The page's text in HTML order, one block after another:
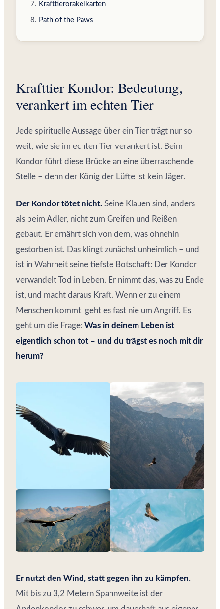
Krafttierorakelkarten
Path of the Paws
Krafttier Kondor: Bedeutung,
verankert im echten Tier
Jede spirituelle Aussage über ein Tier trägt nur so
weit, wie sie im echten Tier verankert ist. Beim
Kondor führt diese Brücke an eine überraschende
Stelle – denn der König der Lüfte ist kein Jäger.
Der Kondor tötet nicht. Seine Klauen sind, anders
als beim Adler, nicht zum Greifen und Reißen
gebaut. Er ernährt sich von dem, was ohnehin
gestorben ist. Das klingt zunächst unheimlich – und
ist in Wahrheit seine tiefste Botschaft: Der Kondor
verwandelt Tod in Leben. Er nimmt das, was zu Ende
ist, und macht daraus Kraft. Wenn er zu einem
Menschen kommt, geht es fast nie um Angriff. Es
geht um die Frage: Was in deinem Leben ist
eigentlich schon tot – und du trägst es noch mit dir
herum?
Er nutzt den Wind, statt gegen ihn zu kämpfen.
Mit bis zu 3,2 Metern Spannweite ist der